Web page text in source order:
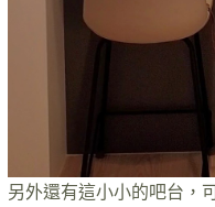
另外還有這小小的吧台，